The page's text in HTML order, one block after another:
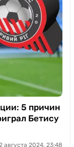
5 причин
Бетису
августа 2024, 23:48